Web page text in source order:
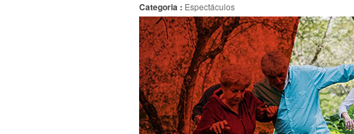
Categoria : Espectáculos